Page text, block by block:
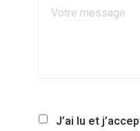
J’ai lu et